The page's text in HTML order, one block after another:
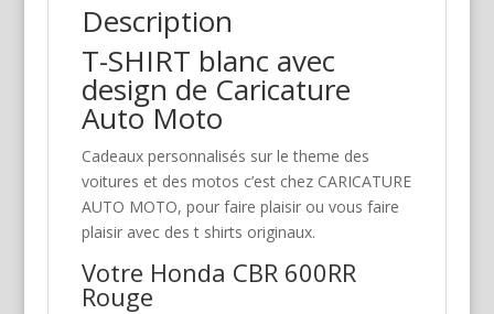
Description
T-SHIRT blanc avec
design de Caricature
Auto Moto
Cadeaux personnalisés sur le theme des
voitures et des motos c’est chez CARICATURE
AUTO MOTO, pour faire plaisir ou vous faire
plaisir avec des t shirts originaux.
Votre Honda CBR 600RR
Rouge